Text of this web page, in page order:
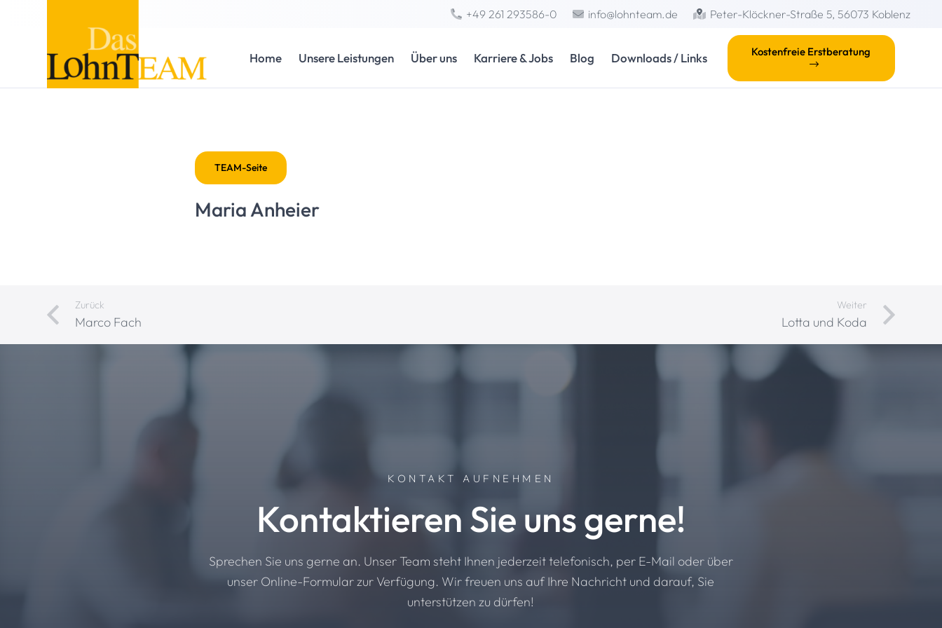
+49 261 293586-0 info@lohnteam.de Peter-Klöckner-Straße 5, 56073 Koblenz
Home Unsere Leistungen Über uns Karriere & Jobs Blog Downloads / Links Kostenfreie Erstberatung
TEAM-Seite
Maria Anheier
Zurück
Marco Fach
Weiter
Lotta und Koda
KONTAKT AUFNEHMEN
Kontaktieren Sie uns gerne!
Sprechen Sie uns gerne an. Unser Team steht Ihnen jederzeit telefonisch, per E-Mail oder über
unser Online-Formular zur Verfügung. Wir freuen uns auf Ihre Nachricht und darauf, Sie
unterstützen zu dürfen!